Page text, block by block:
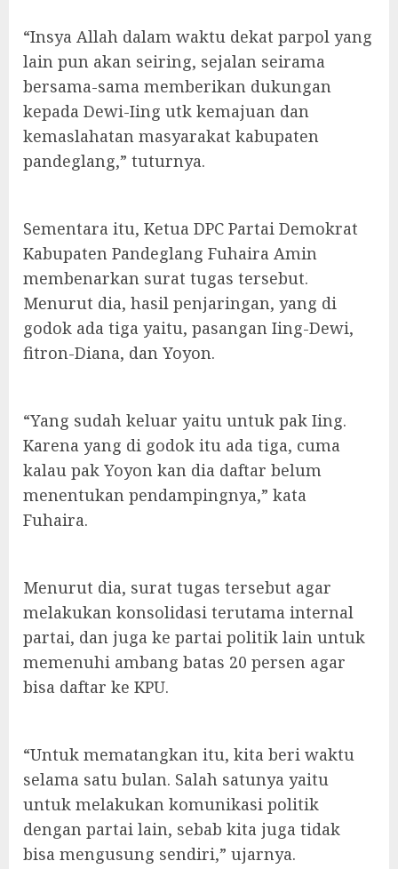
“Insya Allah dalam waktu dekat parpol yang
lain pun akan seiring, sejalan seirama
bersama-sama memberikan dukungan
kepada Dewi-Iing utk kemajuan dan
kemaslahatan masyarakat kabupaten
pandeglang,” tuturnya.
Sementara itu, Ketua DPC Partai Demokrat
Kabupaten Pandeglang Fuhaira Amin
membenarkan surat tugas tersebut.
Menurut dia, hasil penjaringan, yang di
godok ada tiga yaitu, pasangan Iing-Dewi,
fitron-Diana, dan Yoyon.
“Yang sudah keluar yaitu untuk pak Iing.
Karena yang di godok itu ada tiga, cuma
kalau pak Yoyon kan dia daftar belum
menentukan pendampingnya,” kata
Fuhaira.
Menurut dia, surat tugas tersebut agar
melakukan konsolidasi terutama internal
partai, dan juga ke partai politik lain untuk
memenuhi ambang batas 20 persen agar
bisa daftar ke KPU.
“Untuk mematangkan itu, kita beri waktu
selama satu bulan. Salah satunya yaitu
untuk melakukan komunikasi politik
dengan partai lain, sebab kita juga tidak
bisa mengusung sendiri,” ujarnya.